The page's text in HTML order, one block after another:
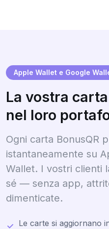
Apple Wallet e Google
La vostra
nel loro
Ogni carta BonusQR
istantaneamente su
Wallet. I vostri clienti
sé — senza app,
dimenticate.
Le carte si aggiornano